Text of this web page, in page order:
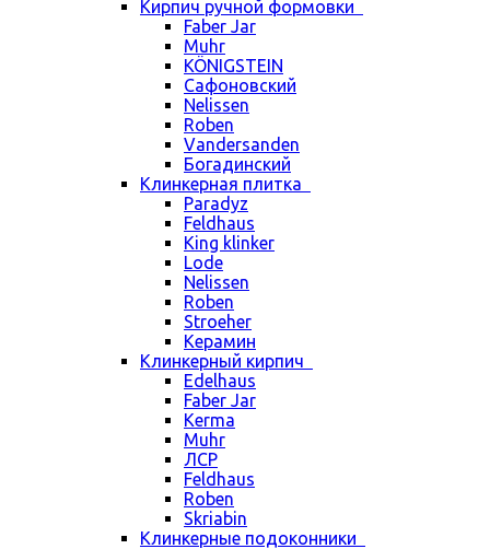
Кирпич ручной формовки
Faber Jar
Muhr
KÖNIGSTEIN
Сафоновский
Nelissen
Roben
Vandersanden
Богадинский
Клинкерная плитка
Paradyz
Feldhaus
King klinker
Lode
Nelissen
Roben
Stroeher
Керамин
Клинкерный кирпич
Edelhaus
Faber Jar
Kerma
Muhr
ЛСР
Feldhaus
Roben
Skriabin
Клинкерные подоконники